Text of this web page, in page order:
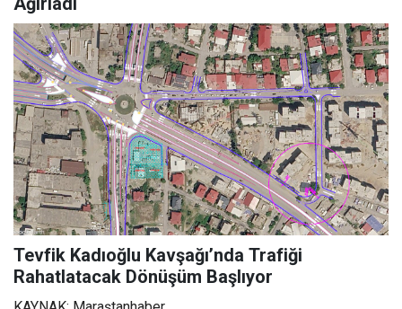
Tevfik Kadıoğlu Kavşağı’nda Trafiği
Rahatlatacak Dönüşüm Başlıyor